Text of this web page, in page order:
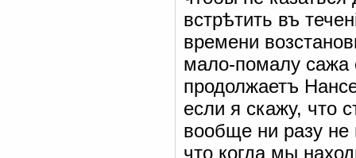
встрѣтить въ
времени
мало-помалу
продолжаетъ
если я скажу, что
вообще ни разу
что когда мы